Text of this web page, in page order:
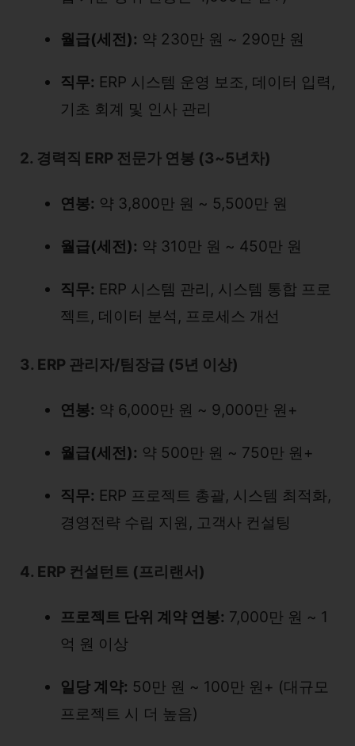
월급(세전): 약 230만 원 ~ 290만 원
직무: ERP 시스템 운영 보조, 데이터 입력,
기초 회계 및 인사 관리
2. 경력직 ERP 전문가 연봉 (3~5년차)
연봉: 약 3,800만 원 ~ 5,500만 원
월급(세전): 약 310만 원 ~ 450만 원
직무: ERP 시스템 관리, 시스템 통합 프로
젝트, 데이터 분석, 프로세스 개선
3. ERP 관리자/팀장급 (5년 이상)
연봉: 약 6,000만 원 ~ 9,000만 원+
월급(세전): 약 500만 원 ~ 750만 원+
직무: ERP 프로젝트 총괄, 시스템 최적화,
경영전략 수립 지원, 고객사 컨설팅
4. ERP 컨설턴트 (프리랜서)
프로젝트 단위 계약 연봉: 7,000만 원 ~ 1
억 원 이상
일당 계약: 50만 원 ~ 100만 원+ (대규모
프로젝트 시 더 높음)